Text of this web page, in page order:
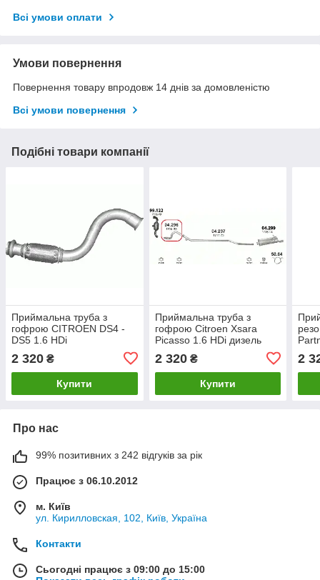
Всі умови оплати
Умови повернення
Повернення товару впродовж 14 днів за домовленістю
Всі умови повернення
Подібні товари компанії
Приймальна труба з
гофрою CITROEN DS4 -
DS5 1.6 HDi
2 320 ₴
Купити
Приймальна труба з
гофрою Citroen Xsara
Picasso 1.6 HDi дизель
2 320₴
Купити
2
Про нас
99% позитивних з 242 відгуків за рік
Працює з 06.10.2012
м. Київ
ул. Кирилловская, 102, Київ, Україна
Контакти
Сьогодні працює з 09:00 до 15:00